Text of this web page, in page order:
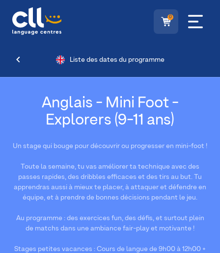
0
Liste des dates du programme
Anglais - Mini Foot -
Explorers (9-11 ans)
Un stage qui bouge pour découvrir ou progresser en mini-foot !
Toute la semaine, tu vas améliorer ta technique avec des
passes rapides, des dribbles efficaces et des tirs au but. Tu
apprendras aussi à mieux te placer, à attaquer et défendre en
équipe, et à prendre de bonnes décisions pendant le jeu.
Au programme : des exercices fun, des défis, et surtout plein
de matchs dans une ambiance fair-play et motivante !
Stages petites vacances : Cours de langue de 9h00 à 12h00 +